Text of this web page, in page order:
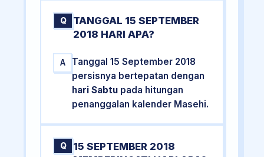
Q
TANGGAL 15 SEPTEMBER
2018 HARI APA?
A
Tanggal 15 September 2018
persisnya bertepatan dengan
hari Sabtu pada hitungan
penanggalan kalender Masehi.
Q
15 SEPTEMBER 2018